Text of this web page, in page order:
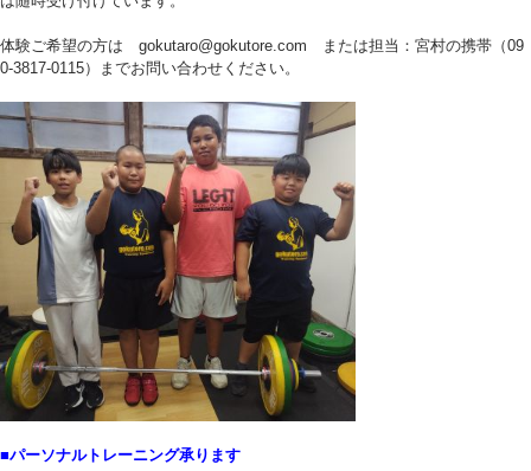
体験ご希望の方は gokutaro@gokutore.com または担当：宮村の携帯（09
0-3817-0115）までお問い合わせください。
■パーソナルトレーニング承ります